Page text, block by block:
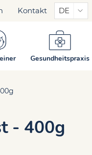
Kontakt DE
Gesundheitspraxis
- 400g